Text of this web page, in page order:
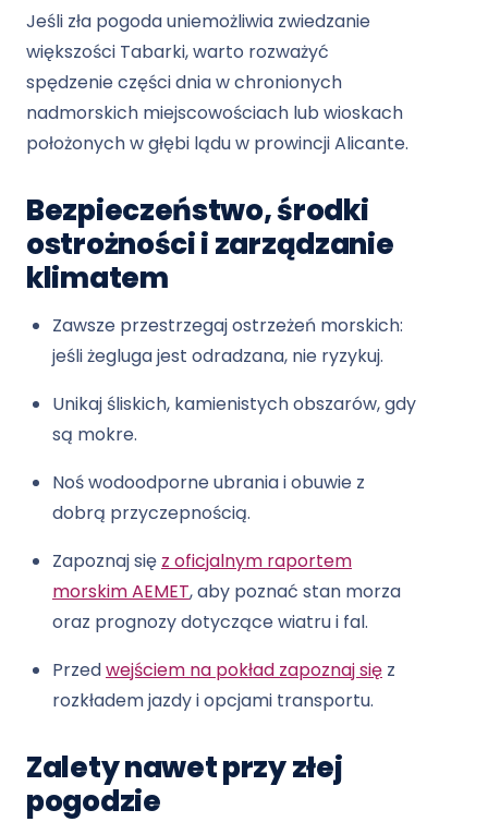
Jeśli zła pogoda uniemożliwia zwiedzanie
większości Tabarki, warto rozważyć
spędzenie części dnia w chronionych
nadmorskich miejscowościach lub wioskach
położonych w głębi lądu w prowincji Alicante.
Bezpieczeństwo, środki
ostrożności i zarządzanie
klimatem
Zawsze przestrzegaj ostrzeżeń morskich:
jeśli żegluga jest odradzana, nie ryzykuj.
Unikaj śliskich, kamienistych obszarów, gdy
są mokre.
Noś wodoodporne ubrania i obuwie z
dobrą przyczepnością.
Zapoznaj się z oficjalnym raportem
morskim AEMET, aby poznać stan morza
oraz prognozy dotyczące wiatru i fal.
Przedwejściem na pokład zapoznaj się z
rozkładem jazdy i opcjami transportu.
Zalety nawet przy złej
pogodzie